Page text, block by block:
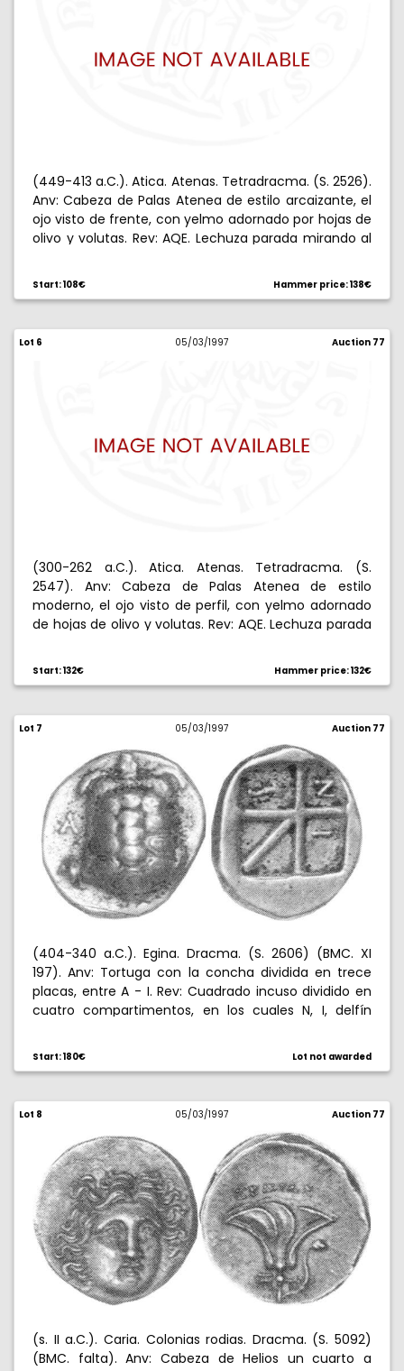
(449-413 a.C.). Atica. Atenas. Tetradracma. (S. 2526).
Anv: Cabeza de Palas Atenea de estilo arcaizante, el
ojo visto de frente, con yelmo adornado por hojas de
olivo y volutas. Rev: AQE. Lechuza parada mirando al
MBC-.
Start: 108€ Hammer price: 138€
Lot 6 05/03/1997 Auction 77
(300-262 a.C.). Atica. Atenas. Tetradracma. (S.
2547). Anv: Cabeza de Palas Atenea de estilo
moderno, el ojo visto de perfil, con yelmo adornado
de hojas de olivo y volutas. Rev: AQE. Lechuza parada
creciente. 16,89 g. Cospel oblongo. MBC/MBC+.
Start: 132€ Hammer price: 132€
Lot 7 05/03/1997 Auction 77
(404-340 a.C.). Egina. Dracma. (S. 2606) (BMC. XI
197). Anv: Tortuga con la concha dividida en trece
placas, entre A - I. Rev: Cuadrado incuso dividido en
cuatro compartimentos, en los cuales N, I, delfín
Start: 180€ Lot not awarded
Lot 8 05/03/1997 Auction 77
(s. II a.C.). Caria. Colonias rodias. Dracma. (S. 5092)
(BMC. falta). Anv: Cabeza de Helios un cuarto a